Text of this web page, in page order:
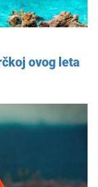
ovog leta